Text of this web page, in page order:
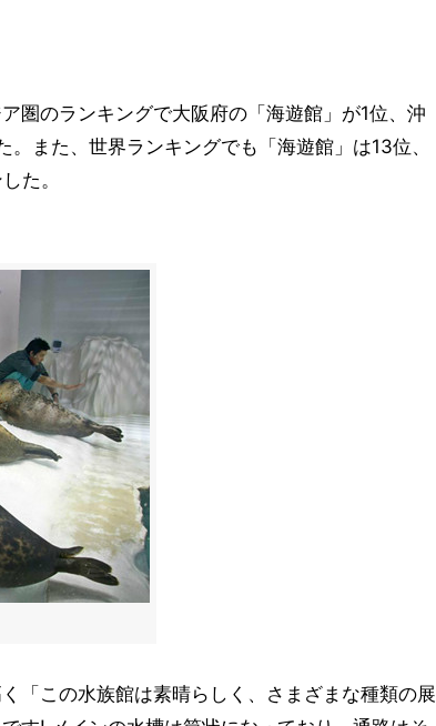
圏のランキングで大阪府の「海遊館」が1位、沖
また、世界ランキングでも「海遊館」は13位、
た。
「この水族館は素晴らしく、さまざまな種類の展